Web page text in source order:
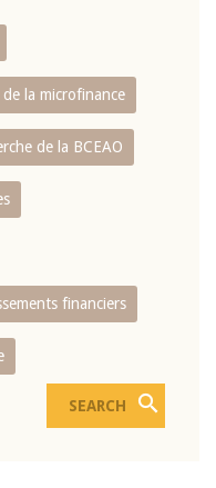
la microfinance
de la BCEAO
financiers